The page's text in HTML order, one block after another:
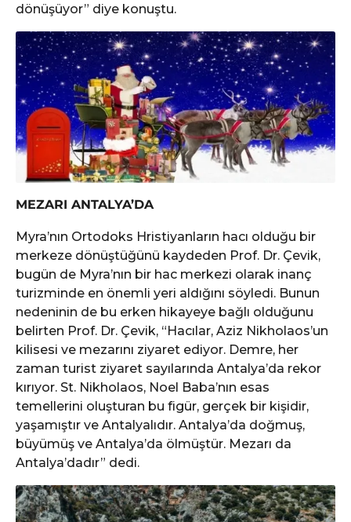
dönüşüyor” diye konuştu.
MEZARI ANTALYA’DA
Myra’nın Ortodoks Hristiyanların hacı olduğu bir
merkeze dönüştüğünü kaydeden Prof. Dr. Çevik,
bugün de Myra’nın bir hac merkezi olarak inanç
turizminde en önemli yeri aldığını söyledi. Bunun
nedeninin de bu erken hikayeye bağlı olduğunu
belirten Prof. Dr. Çevik, “Hacılar, Aziz Nikholaos’un
kilisesi ve mezarını ziyaret ediyor. Demre, her
zaman turist ziyaret sayılarında Antalya’da rekor
kırıyor. St. Nikholaos, Noel Baba’nın esas
temellerini oluşturan bu figür, gerçek bir kişidir,
yaşamıştır ve Antalyalıdır. Antalya’da doğmuş,
büyümüş ve Antalya’da ölmüştür. Mezarı da
Antalya’dadır” dedi.